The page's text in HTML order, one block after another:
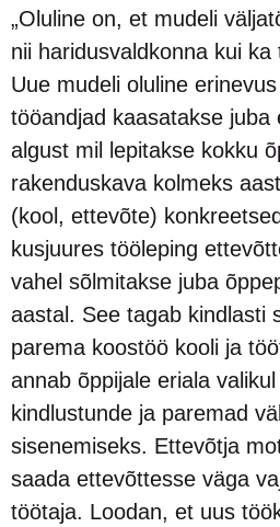
„Oluline on, et mudeli
nii haridusvaldkonna kui ka
Uue mudeli oluline
tööandjad kaasatakse juba
algust mil lepitakse kokku
rakenduskava kolmeks
(kool, ettevõte)
kusjuures tööleping
vahel sõlmitakse juba
aastal. See tagab kindlasti
parema koostöö kooli ja
annab õppijale eriala
kindlustunde ja paremad
sisenemiseks. Ettevõtja
saada ettevõttesse väga
töötaja. Loodan, et uus